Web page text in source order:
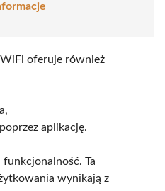
oferuje również
aplikację.
Ta
wynikają z